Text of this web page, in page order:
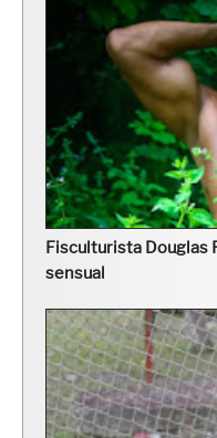
Fisculturista Douglas
sensual